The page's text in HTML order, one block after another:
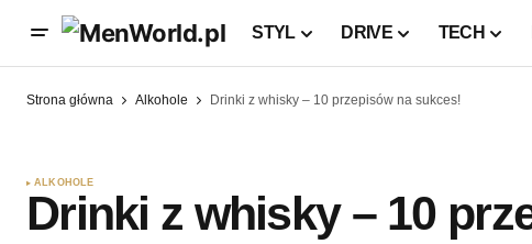
STYL DRIVE TECH
Strona główna Alkohole Drinki z whisky – 10 przepisów na sukces!
ALKOHOLE
Drinki z whisky – 10